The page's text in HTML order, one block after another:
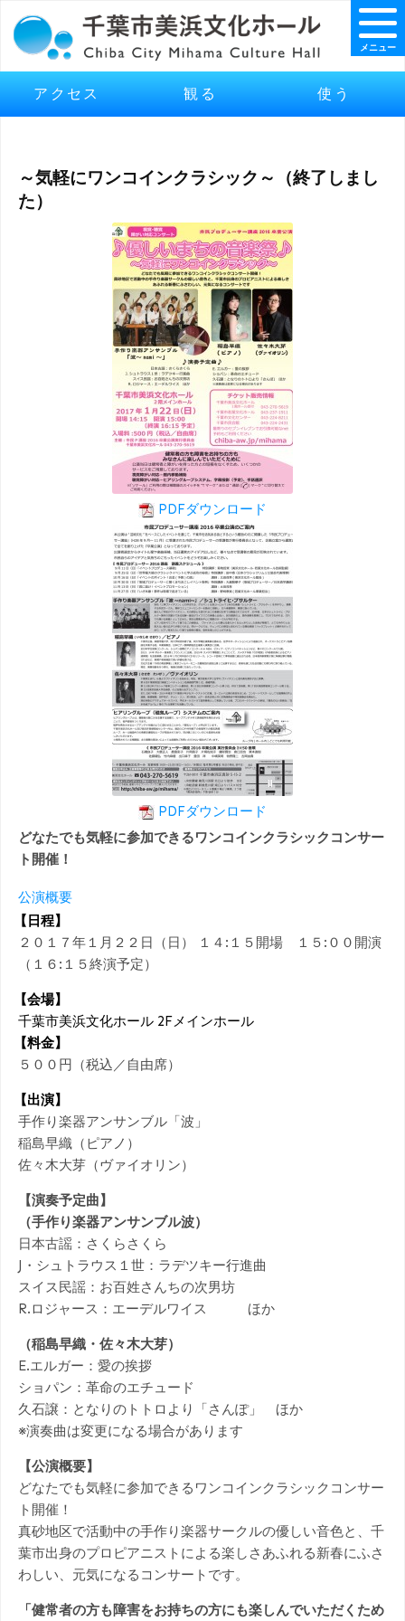
アクセス 観る 使う
メニュー
～気軽にワンコインクラシック～（終了しまし
た）
PDFダウンロード
PDFダウンロード
どなたでも気軽に参加できるワンコインクラシックコンサー
ト開催！
公演概要
【日程】
２０１７年１月２２日（日） １４:１５開場 １５:００開演
（１６:１５終演予定）
【会場】
千葉市美浜文化ホール 2Fメインホール
【料金】
５００円（税込／自由席）
【出演】
手作り楽器アンサンブル「波」
稲島早織（ピアノ）
佐々木大芽（ヴァイオリン）
【演奏予定曲】
（手作り楽器アンサンブル波）
日本古謡：さくらさくら
J・シュトラウス１世：ラデツキー行進曲
スイス民謡：お百姓さんちの次男坊
R.ロジャース：エーデルワイス ほか
（稲島早織・佐々木大芽）
E.エルガー：愛の挨拶
ショパン：革命のエチュード
久石譲：となりのトトロより「さんぽ」 ほか
※演奏曲は変更になる場合があります
【公演概要】
どなたでも気軽に参加できるワンコインクラシックコンサー
ト開催！
真砂地区で活動中の手作り楽器サークルの優しい音色と、千
葉市出身のプロピアニストによる楽しさあふれる新春にふさ
わしい、元気になるコンサートです。
「健常者の方も障害をお持ちの方にも楽しんでいただくため